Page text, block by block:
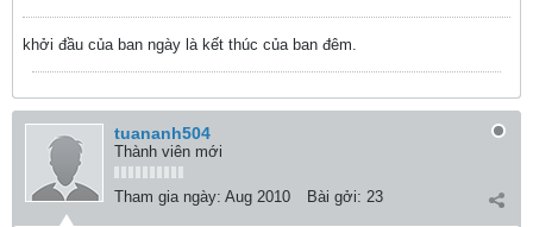
khởi đầu của ban ngày là kết thúc của ban đêm.
tuananh504
Thành viên mới
Tham gia ngày: Aug 2010 Bài gởi: 23